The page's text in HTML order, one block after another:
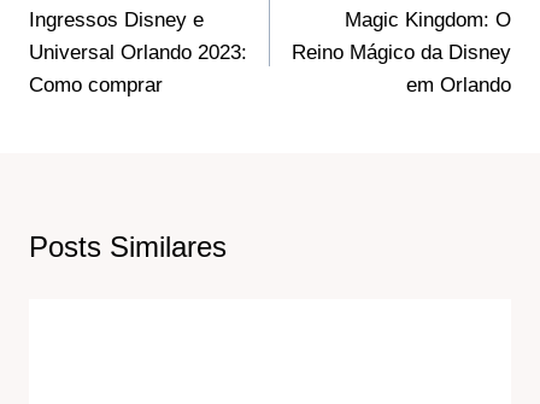
De
Post
Ingressos Disney e
Universal Orlando ‍2023:
Como comprar
Magic Kingdom: O
Reino Mágico da Disney
em Orlando
Posts Similares